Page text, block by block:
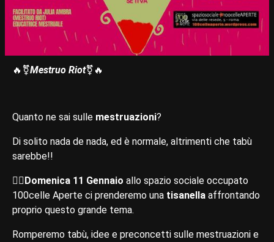
🔥​⚧️​Mestruo Riot⚧️​🔥​
Quanto ne sai sulle mestruazioni?
Di solito nada de nada, ed è normale, altrimenti che tabù
sarebbe!!
​👉🏽​Domenica 11 Gennaio allo spazio sociale occupato
100celle Aperte ci prenderemo una tisanella affrontando
proprio questo grande tema.
Romperemo tabù, idee e preconcetti sulle mestruazioni e